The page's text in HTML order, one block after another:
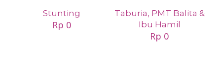
Stunting
Rp 0
Taburia, PMT Balita &
Ibu Hamil
Rp 0